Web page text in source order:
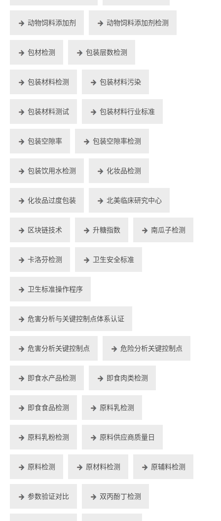
动物饲料添加剂 动物饲料添加剂检测
包材检测 包装层数检测
包装材料检测 包装材料污染
包装材料测试 包装材料行业标准
包装空隙率 包装空隙率检测
包装饮用水检测 化妆品检测
化妆品过度包装 北美临床研究中心
区块链技术 升糖指数 南瓜子检测
卡洛芬检测 卫生安全标准
卫生标准操作程序
危害分析与关键控制点体系认证
危害分析关键控制点 危险分析关键控制点
即食水产品检测 即食肉类检测
即食食品检测 原料乳检测
原料乳粉检测 原料供应商质量日
原料检测 原材料检测 原辅料检测
参数验证对比 双丙酚丁检测